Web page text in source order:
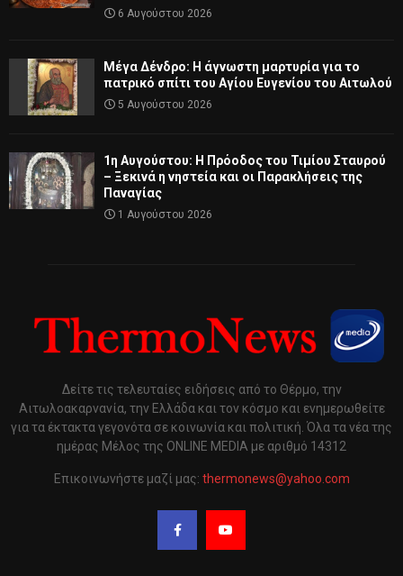
6 Αυγούστου 2026
Μέγα Δένδρο: Η άγνωστη μαρτυρία για το
πατρικό σπίτι του Αγίου Ευγενίου του Αιτωλού
5 Αυγούστου 2026
1η Αυγούστου: Η Πρόοδος του Τιμίου Σταυρού
– Ξεκινά η νηστεία και οι Παρακλήσεις της
Παναγίας
1 Αυγούστου 2026
Δείτε τις τελευταίες ειδήσεις από το Θέρμο, την
Αιτωλοακαρνανία, την Ελλάδα και τον κόσμο και ενημερωθείτε
για τα έκτακτα γεγονότα σε κοινωνία και πολιτική. Όλα τα νέα της
ημέρας Μέλος της ONLINE MEDIA με αριθμό 14312
Επικοινωνήστε μαζί μας: thermonews@yahoo.com